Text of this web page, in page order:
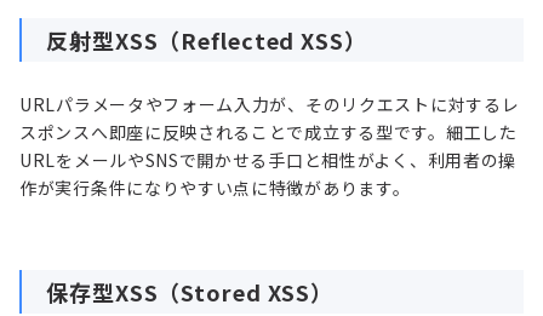
反射型XSS（Reflected XSS）
URLパラメータやフォーム入力が、そのリクエストに対するレ
スポンスへ即座に反映されることで成立する型です。細工した
URLをメールやSNSで開かせる手口と相性がよく、利用者の操
作が実行条件になりやすい点に特徴があります。
保存型XSS（Stored XSS）